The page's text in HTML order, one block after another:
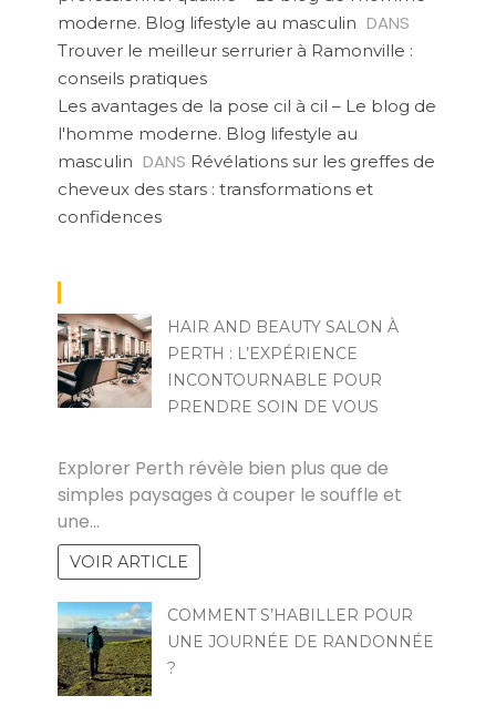
moderne. Blog lifestyle au masculin DANS
Trouver le meilleur serrurier à Ramonville :
conseils pratiques
Les avantages de la pose cil à cil – Le blog de
l'homme moderne. Blog lifestyle au
masculin DANS Révélations sur les greffes de
cheveux des stars : transformations et
confidences
HAIR AND BEAUTY SALON À
PERTH : L’EXPÉRIENCE
INCONTOURNABLE POUR
PRENDRE SOIN DE VOUS
Explorer Perth révèle bien plus que de
simples paysages à couper le souffle et
une…
VOIR ARTICLE
COMMENT S’HABILLER POUR
UNE JOURNÉE DE RANDONNÉE
?